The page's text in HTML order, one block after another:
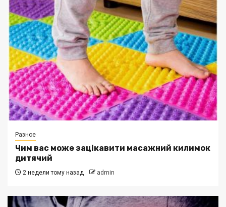
Разное
Чим вас може зацікавити масажний килимок
дитячий
2 недели тому назад admin